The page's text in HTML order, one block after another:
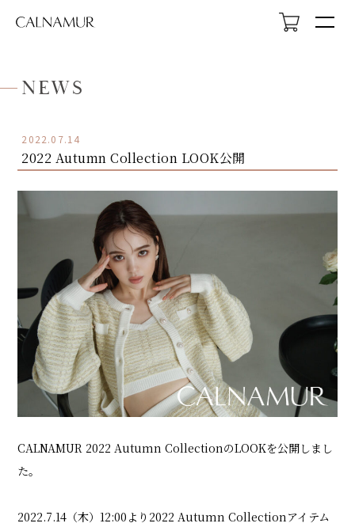
HOME
NEWS
ABOUT
LOOK
PROFILE
SHOP LIST
ONLINE STORE
NEWS
2022.07.14
2022 Autumn Collection LOOK公開
CALNAMUR 2022 Autumn CollectionのLOOKを公開しまし
た。
2022.7.14（木）12:00より2022 Autumn Collectionアイテム